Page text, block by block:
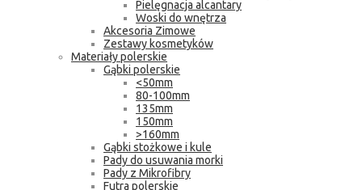
Pielęgnacja alcantary
Woski do wnętrza
Akcesoria Zimowe
Zestawy kosmetyków
Materiały polerskie
Gąbki polerskie
<50mm
80-100mm
135mm
150mm
>160mm
Gąbki stożkowe i kule
Pady do usuwania morki
Pady z Mikrofibry
Futra polerskie